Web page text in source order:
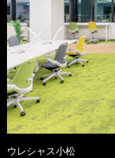
ウレシャス小松